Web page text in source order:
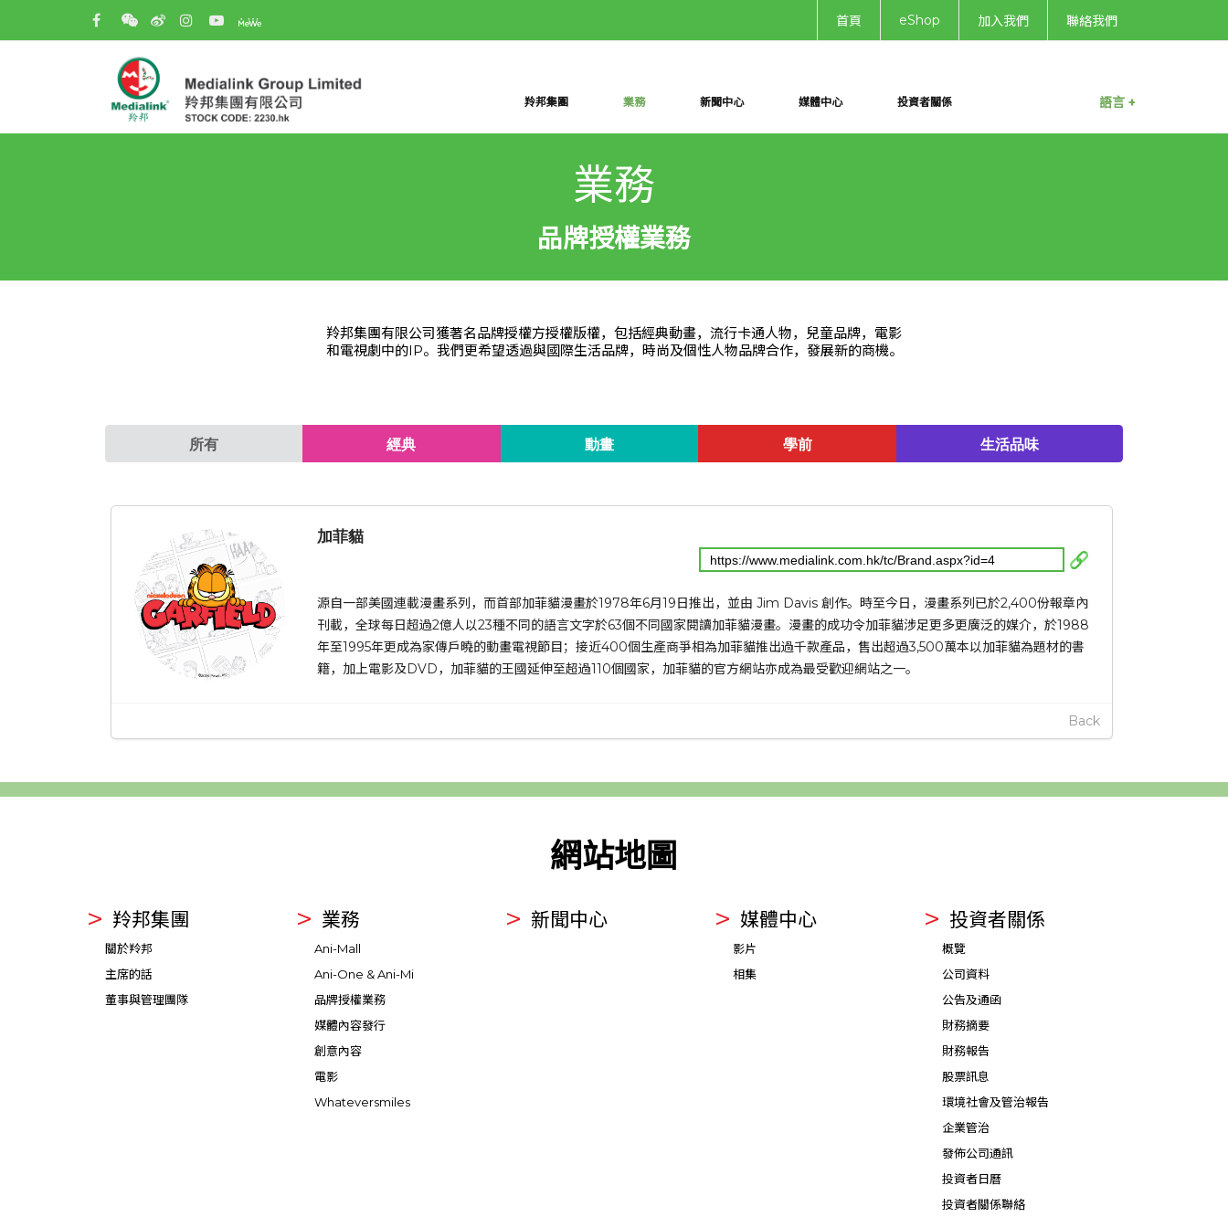
首頁 eShop 加入我們 聯絡我們
羚邦集團 業務 新聞中心 媒體中心 投資者關係 語言 +
業務
品牌授權業務
羚邦集團有限公司獲著名品牌授權方授權版權，包括經典動畫，流行卡通人物，兒童品牌，電影
和電視劇中的IP。我們更希望透過與國際生活品牌，時尚及個性人物品牌合作，發展新的商機。
所有 經典 動畫 學前 生活品味
加菲貓
源自一部美國連載漫畫系列，而首部加菲貓漫畫於1978年6月19日推出，並由 Jim Davis 創作。時至今日，漫畫系列已於2,400份報章內
刊載，全球每日超過2億人以23種不同的語言文字於63個不同國家閱讀加菲貓漫畫。漫畫的成功令加菲貓涉足更多更廣泛的媒介，於1988
年至1995年更成為家傳戶曉的動畫電視節目；接近400個生產商爭相為加菲貓推出過千款產品，售出超過3,500萬本以加菲貓為題材的書
籍，加上電影及DVD，加菲貓的王國延伸至超過110個國家，加菲貓的官方網站亦成為最受歡迎網站之一。
Back
網站地圖
羚邦集團
關於羚邦
主席的話
董事與管理團隊
業務
Ani-Mall
Ani-One & Ani-Mi
品牌授權業務
媒體內容發行
創意內容
電影
Whateversmiles
新聞中心 媒體中心
影片
相集
投資者關係
概覽
公司資料
公告及通函
財務摘要
財務報告
股票訊息
環境社會及管治報告
企業管治
發佈公司通訊
投資者日曆
投資者關係聯絡